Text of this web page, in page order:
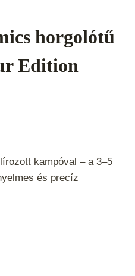
horgolótű
Edition
kampóval – a 3–5
és precíz